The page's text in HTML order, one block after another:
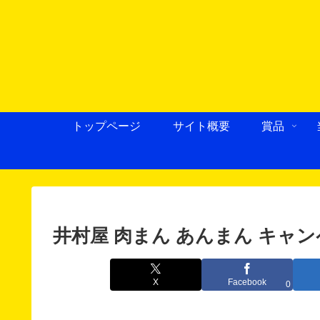
トップページ サイト概要 賞品
井村屋 肉まん あんまん キャ
X Facebook 0